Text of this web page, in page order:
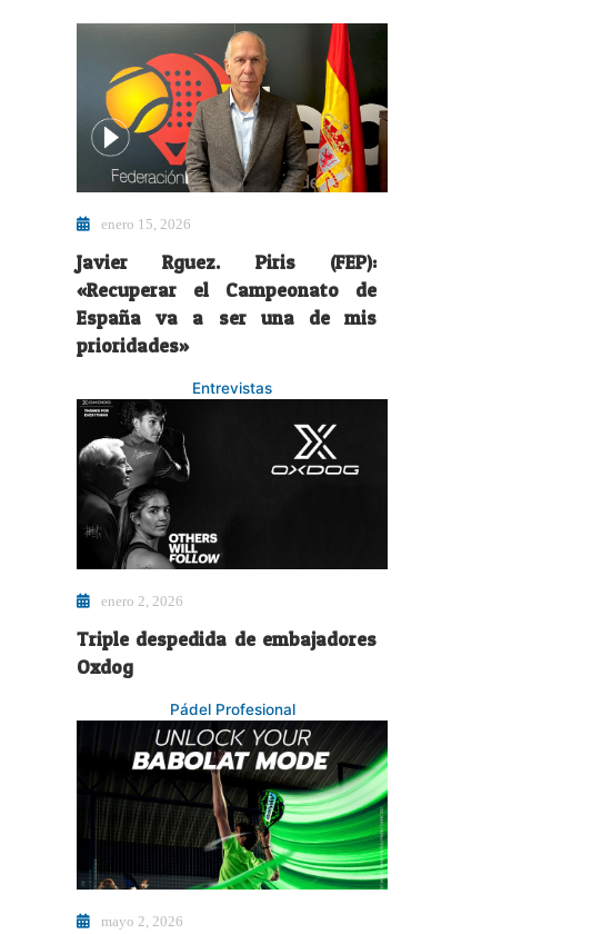
enero 15, 2026
Javier Rguez. Piris (FEP):
«Recuperar el Campeonato de
España va a ser una de mis
prioridades»
Entrevistas
enero 2, 2026
Triple despedida de embajadores
Oxdog
Pádel Profesional
mayo 2, 2026